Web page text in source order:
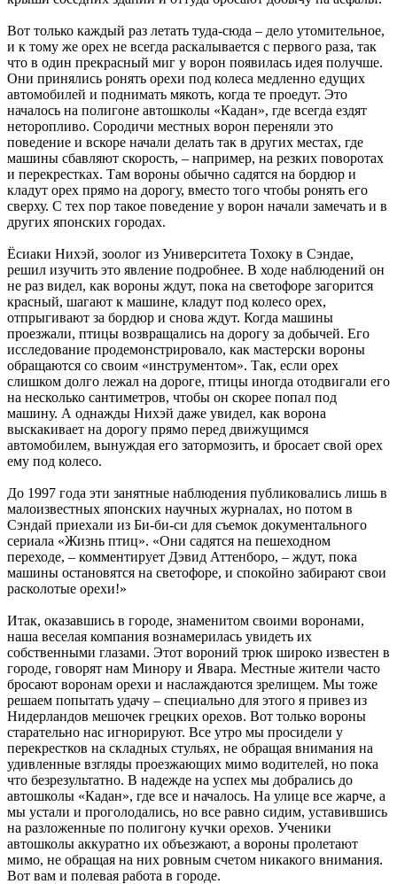
Вот только каждый раз летать туда-сюда – дело утомительное,
и к тому же орех не всегда раскалывается с первого раза, так
что в один прекрасный миг у ворон появилась идея получше.
Они принялись ронять орехи под колеса медленно едущих
автомобилей и поднимать мякоть, когда те проедут. Это
началось на полигоне автошколы «Кадан», где всегда ездят
неторопливо. Сородичи местных ворон переняли это
поведение и вскоре начали делать так в других местах, где
машины сбавляют скорость, – например, на резких поворотах
и перекрестках. Там вороны обычно садятся на бордюр и
кладут орех прямо на дорогу, вместо того чтобы ронять его
сверху. С тех пор такое поведение у ворон начали замечать и в
других японских городах.
Ёсиаки Нихэй, зоолог из Университета Тохоку в Сэндае,
решил изучить это явление подробнее. В ходе наблюдений он
не раз видел, как вороны ждут, пока на светофоре загорится
красный, шагают к машине, кладут под колесо орех,
отпрыгивают за бордюр и снова ждут. Когда машины
проезжали, птицы возвращались на дорогу за добычей. Его
исследование продемонстрировало, как мастерски вороны
обращаются со своим «инструментом». Так, если орех
слишком долго лежал на дороге, птицы иногда отодвигали его
на несколько сантиметров, чтобы он скорее попал под
машину. А однажды Нихэй даже увидел, как ворона
выскакивает на дорогу прямо перед движущимся
автомобилем, вынуждая его затормозить, и бросает свой орех
ему под колесо.
До 1997 года эти занятные наблюдения публиковались лишь в
малоизвестных японских научных журналах, но потом в
Сэндай приехали из Би-би-си для съемок документального
сериала «Жизнь птиц». «Они садятся на пешеходном
переходе, – комментирует Дэвид Аттенборо, – ждут, пока
машины остановятся на светофоре, и спокойно забирают свои
расколотые орехи!»
Итак, оказавшись в городе, знаменитом своими воронами,
наша веселая компания вознамерилась увидеть их
собственными глазами. Этот вороний трюк широко известен в
городе, говорят нам Минору и Явара. Местные жители часто
бросают воронам орехи и наслаждаются зрелищем. Мы тоже
решаем попытать удачу – специально для этого я привез из
Нидерландов мешочек грецких орехов. Вот только вороны
старательно нас игнорируют. Все утро мы просидели у
перекрестков на складных стульях, не обращая внимания на
удивленные взгляды проезжающих мимо водителей, но пока
что безрезультатно. В надежде на успех мы добрались до
автошколы «Кадан», где все и началось. На улице все жарче, а
мы устали и проголодались, но все равно сидим, уставившись
на разложенные по полигону кучки орехов. Ученики
автошколы аккуратно их объезжают, а вороны пролетают
мимо, не обращая на них ровным счетом никакого внимания.
Вот вам и полевая работа в городе.